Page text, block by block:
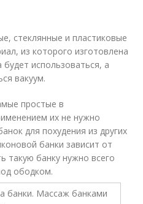
стеклянные и пластиковые
из которого изготовлена
использоваться, а
вакуум.
простые в
их не нужно
для похудения из других
банки зависит от
такую банку нужно всего
ободком.